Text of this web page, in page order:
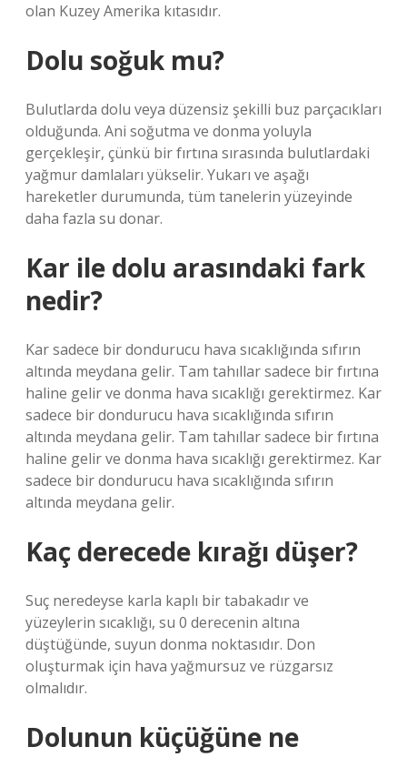
olan Kuzey Amerika kıtasıdır.
Dolu soğuk mu?
Bulutlarda dolu veya düzensiz şekilli buz parçacıkları
olduğunda. Ani soğutma ve donma yoluyla
gerçekleşir, çünkü bir fırtına sırasında bulutlardaki
yağmur damlaları yükselir. Yukarı ve aşağı
hareketler durumunda, tüm tanelerin yüzeyinde
daha fazla su donar.
Kar ile dolu arasındaki fark
nedir?
Kar sadece bir dondurucu hava sıcaklığında sıfırın
altında meydana gelir. Tam tahıllar sadece bir fırtına
haline gelir ve donma hava sıcaklığı gerektirmez. Kar
sadece bir dondurucu hava sıcaklığında sıfırın
altında meydana gelir. Tam tahıllar sadece bir fırtına
haline gelir ve donma hava sıcaklığı gerektirmez. Kar
sadece bir dondurucu hava sıcaklığında sıfırın
altında meydana gelir.
Kaç derecede kırağı düşer?
Suç neredeyse karla kaplı bir tabakadır ve
yüzeylerin sıcaklığı, su 0 derecenin altına
düştüğünde, suyun donma noktasıdır. Don
oluşturmak için hava yağmursuz ve rüzgarsız
olmalıdır.
Dolunun küçüğüne ne